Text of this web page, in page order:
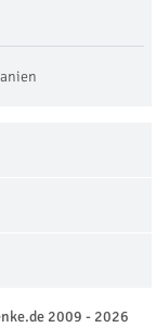
2009 - 2026